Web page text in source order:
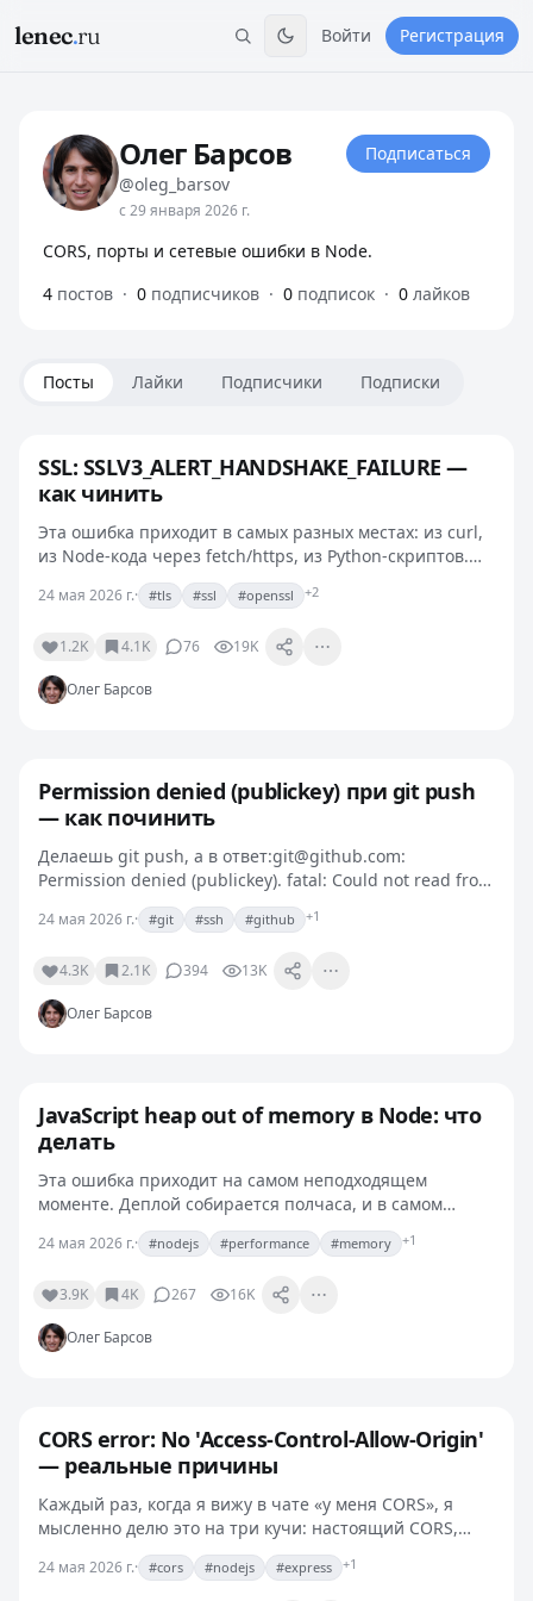
lenec.ru Войти Регистрация
Олег Барсов
@oleg_barsov
с 29 января 2026 г.
Подписаться
CORS, порты и сетевые ошибки в Node.
4 постов · 0 подписчиков · 0 подписок · 0 лайков
Посты Лайки Подписчики Подписки
SSL: SSLV3_ALERT_HANDSHAKE_FAILURE —
как чинить
Эта ошибка приходит в самых разных местах: из curl,
из Node-кода через fetch/https, из Python-скриптов.
Где бы ни всплыла, текст один:SSL
routines:ssl3_read_bytes:sslv3 alert handshake…
24 мая 2026 г.· #tls #ssl #openssl +2
1.2K 4.1K 76 19K
Олег Барсов
Permission denied (publickey) при git push
— как починить
Делаешь git push, а в ответ:git@github.com:
Permission denied (publickey). fatal: Could not read from
remote repository. Please make sure you have the
correct access rights and the repository…
24 мая 2026 г.· #git #ssh #github +1
4.3K 2.1K 394 13K
Олег Барсов
JavaScript heap out of memory в Node: что
делать
Эта ошибка приходит на самом неподходящем
моменте. Деплой собирается полчаса, и в самом
конце выпадает:<--- Last few GCs ---> [1234:0x55c1abcd]
189345 ms: Mark-sweep 2046.5 (2058.4) -> 2046.4…
24 мая 2026 г.· #nodejs #performance #memory +1
3.9K 4K 267 16K
Олег Барсов
CORS error: No 'Access-Control-Allow-Origin'
— реальные причины
Каждый раз, когда я вижу в чате «у меня CORS», я
мысленно делю это на три кучи: настоящий CORS,
фронт-баг, выдающий себя за CORS, и серверная
ошибка, которая случайно похожа на CORS. Различать
24 мая 2026 г.· #cors #nodejs #express +1